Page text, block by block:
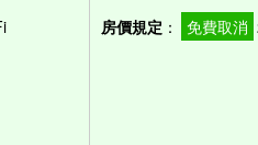
房價規定 ： 免費取消